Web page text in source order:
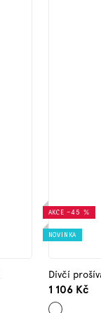
AKCE –45 %
NOVINKA
Dívčí
1 106 Kč
Světle